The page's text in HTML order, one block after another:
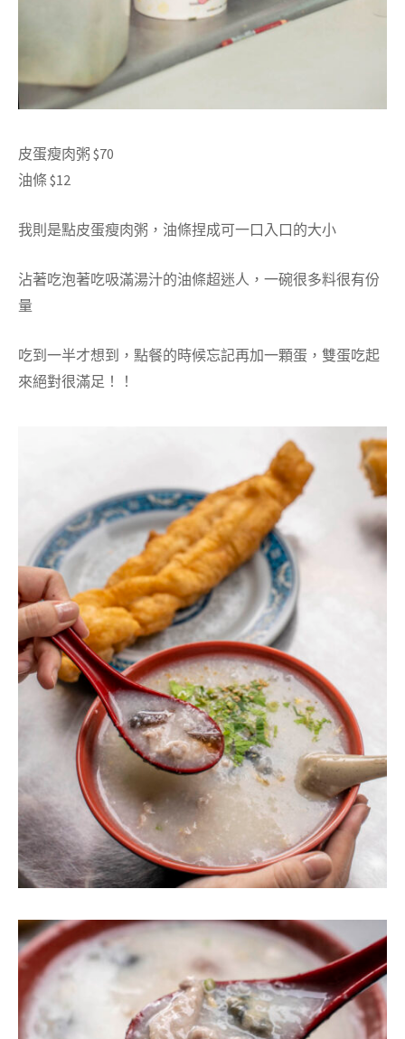
皮蛋瘦肉粥 $70
油條 $12
我則是點皮蛋瘦肉粥， 油條捏成可一口入口的大小
沾著吃泡著吃吸滿湯汁的油條超迷人，一碗很多料很有份
量
吃到一半才想到，點餐的時候忘記再加一顆蛋，雙蛋吃起
來絕對很滿足！！